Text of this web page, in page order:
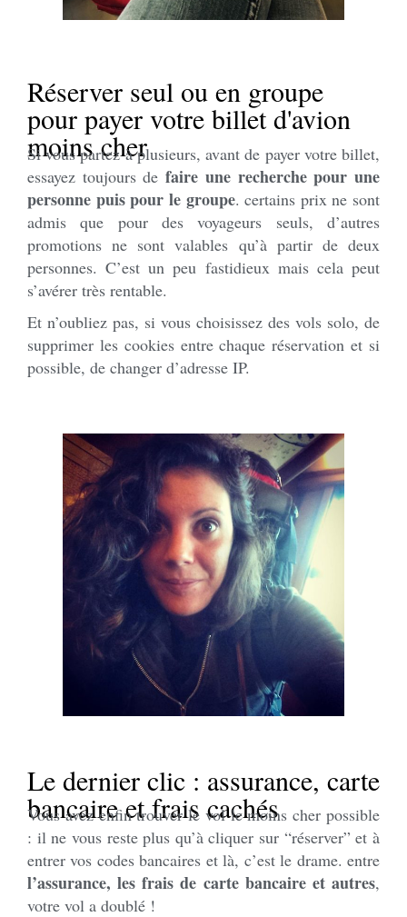
Réserver seul ou en groupe
pour payer votre billet d'avion
moins cher
Si vous partez à plusieurs, avant de payer votre billet,
essayez toujours defaire une recherche pour une
personne puis pour le groupe. certains prix ne sont
admis que pour des voyageurs seuls, d’autres
promotions ne sont valables qu’à partir de deux
personnes. C’est un peu fastidieux mais cela peut
s’avérer très rentable.
Et n’oubliez pas, si vous choisissez des vols solo, de
supprimer les cookies entre chaque réservation et si
possible, de changer d’adresse IP.
Le dernier clic : assurance, carte
bancaire et frais cachés
Vous avez enfin trouver le vol le moins cher possible
: il ne vous reste plus qu’à cliquer sur “réserver” et à
entrer vos codes bancaires et là, c’est le drame. entre
l’assurance, les frais de carte bancaire et autres,
votre vol a doublé !